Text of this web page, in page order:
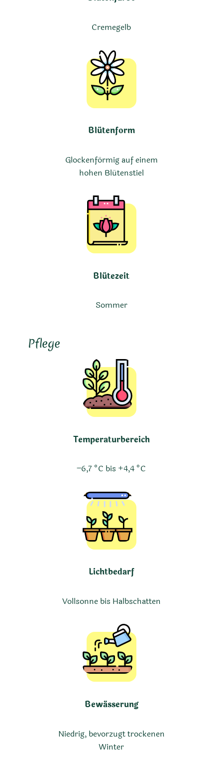
Cremegelb
Blütenform
Glockenförmig auf einem
hohen Blütenstiel
Blütezeit
Sommer
Pflege
Temperaturbereich
−6,7 °C bis +4,4 °C
Lichtbedarf
Vollsonne bis Halbschatten
Bewässerung
Niedrig, bevorzugt trockenen
Winter